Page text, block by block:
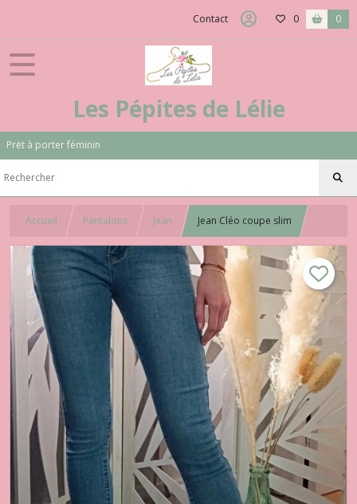
Contact 0 0
Les Pépites de Lélie
Prët à porter féminin
Accueil Pantalons Jean Jean Cléo coupe slim